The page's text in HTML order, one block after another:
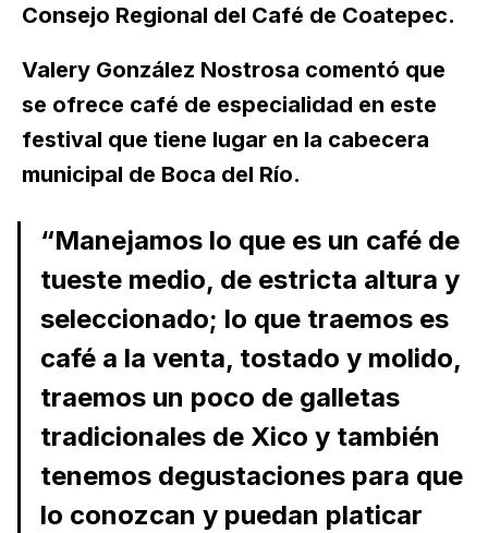
Consejo Regional del Café de Coatepec.
Valery González Nostrosa comentó que
se ofrece café de especialidad en este
festival que tiene lugar en la cabecera
municipal de Boca del Río.
“Manejamos lo que es un café de
tueste medio, de estricta altura y
seleccionado; lo que traemos es
café a la venta, tostado y molido,
traemos un poco de galletas
tradicionales de Xico y también
tenemos degustaciones para que
lo conozcan y puedan platicar